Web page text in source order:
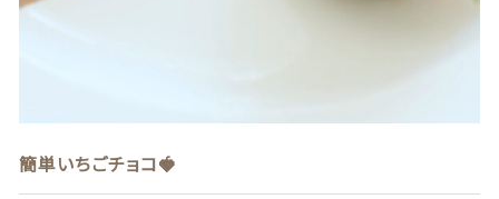
簡単いちごチョコ🍓
最近チェックした商品